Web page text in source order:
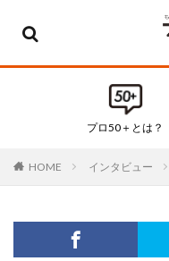
プロ50＋とは？
HOME インタビュー
すべてのカテゴリ
お知らせ
コラム
セミナー・イベント